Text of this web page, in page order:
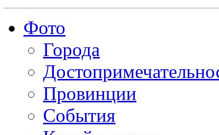
Фото
Города
Провинции
События